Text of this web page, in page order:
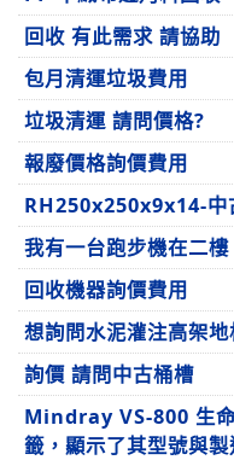
回收 有此需求 請協助
包月清運垃圾費用
垃圾清運 請問價格?
報廢價格詢價費用
RH250x250x9x14-中
我有一台跑步機在二
回收機器詢價費用
想詢問水泥灌注高架
詢價 請問中古桶槽
Mindray VS-800 生
籤，顯示了其型號與